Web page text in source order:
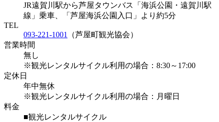
JR遠賀川駅から芦屋タウンバス「海浜公園・遠賀川駅
線」乗車、「芦屋海浜公園入口」より約5分
TEL
093-221-1001 （芦屋町観光協会）
営業時間
無し
※観光レンタルサイクル利用の場合：8:30～17:00
定休日
年中無休
※観光レンタルサイクル利用の場合：月曜日
料金
■観光レンタルサイクル